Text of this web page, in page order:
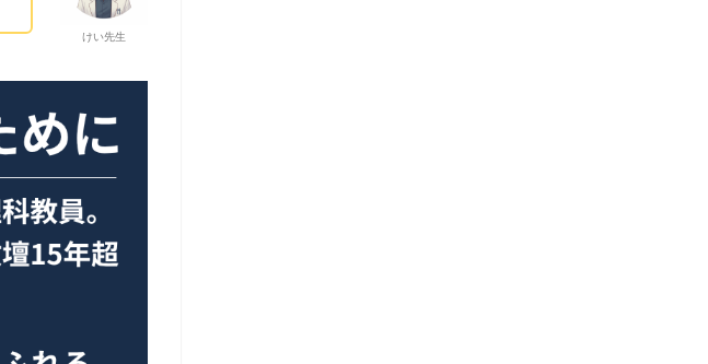
けい先生